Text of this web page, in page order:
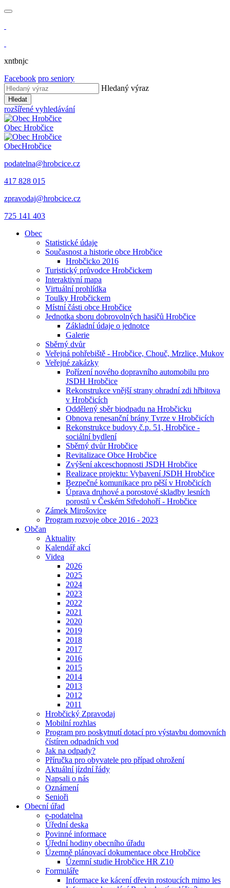
xntbnjc
Facebook pro seniory
Hledaný výraz
Hledat
rozšířené vyhledávání
Obec Hrobčice
ObecHrobčice
podatelna@hrobcice.cz
417 828 015
zpravodaj@hrobcice.cz
725 141 403
Obec
Statistické údaje
Současnost a historie obce Hrobčice
Hrobčicko 2016
Turistický průvodce Hrobčickem
Interaktivní mapa
Virtuální prohlídka
Toulky Hrobčickem
Místní části obce Hrobčice
Jednotka sboru dobrovolných hasičů Hrobčice
Základní údaje o jednotce
Galerie
Sběrný dvůr
Veřejná pohřebiště - Hrobčice, Chouč, Mrzlice, Mukov
Veřejné zakázky
Pořízení nového dopravního automobilu pro
JSDH Hrobčice
Rekonstrukce vnější strany ohradní zdi hřbitova
v Hrobčicích
Oddělený sběr biodpadu na Hrobčicku
Obnova renesanční brány Tvrze v Hrobčicích
Rekonstrukce budovy č.p. 51, Hrobčice -
sociální bydlení
Sběrný dvůr Hrobčice
Revitalizace Obce Hrobčice
Zvýšení akceschopnosti JSDH Hrobčice
Realizace projektu: Vybavení JSDH Hrobčice
Bezpečné komunikace pro pěší v Hrobčicích
Úprava druhové a porostové skladby lesních
porostů v Českém Středohoří - Hrobčice
Zámek Mirošovice
Program rozvoje obce 2016 - 2023
Občan
Aktuality
Kalendář akcí
Videa
2026
2025
2024
2023
2022
2021
2020
2019
2018
2017
2016
2015
2014
2013
2012
2011
Hrobčický Zpravodaj
Mobilní rozhlas
Program pro poskytnutí dotací pro výstavbu domovních
čístíren odpadních vod
Jak na odpady?
Příručka pro obyvatele pro případ ohrožení
Aktuální jízdní řády
Napsali o nás
Oznámení
Senioři
Obecní úřad
e-podatelna
Úřední deska
Povinné informace
Úřední hodiny obecního úřadu
Územně plánovací dokumentace obce Hrobčice
Územní studie Hrobčice HR Z10
Formuláře
Informace ke kácení dřevin rostoucích mimo les